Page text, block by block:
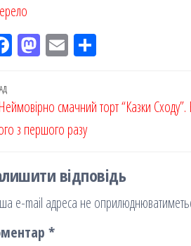
Fac
k
M
on
Em
ис
Неймовірно смачний торт “Казки Сходу”.
з першого разу
відповідь
e-mail адреса не
*